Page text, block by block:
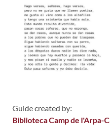
Guide created by:
Biblioteca Camp de l'Arpa-